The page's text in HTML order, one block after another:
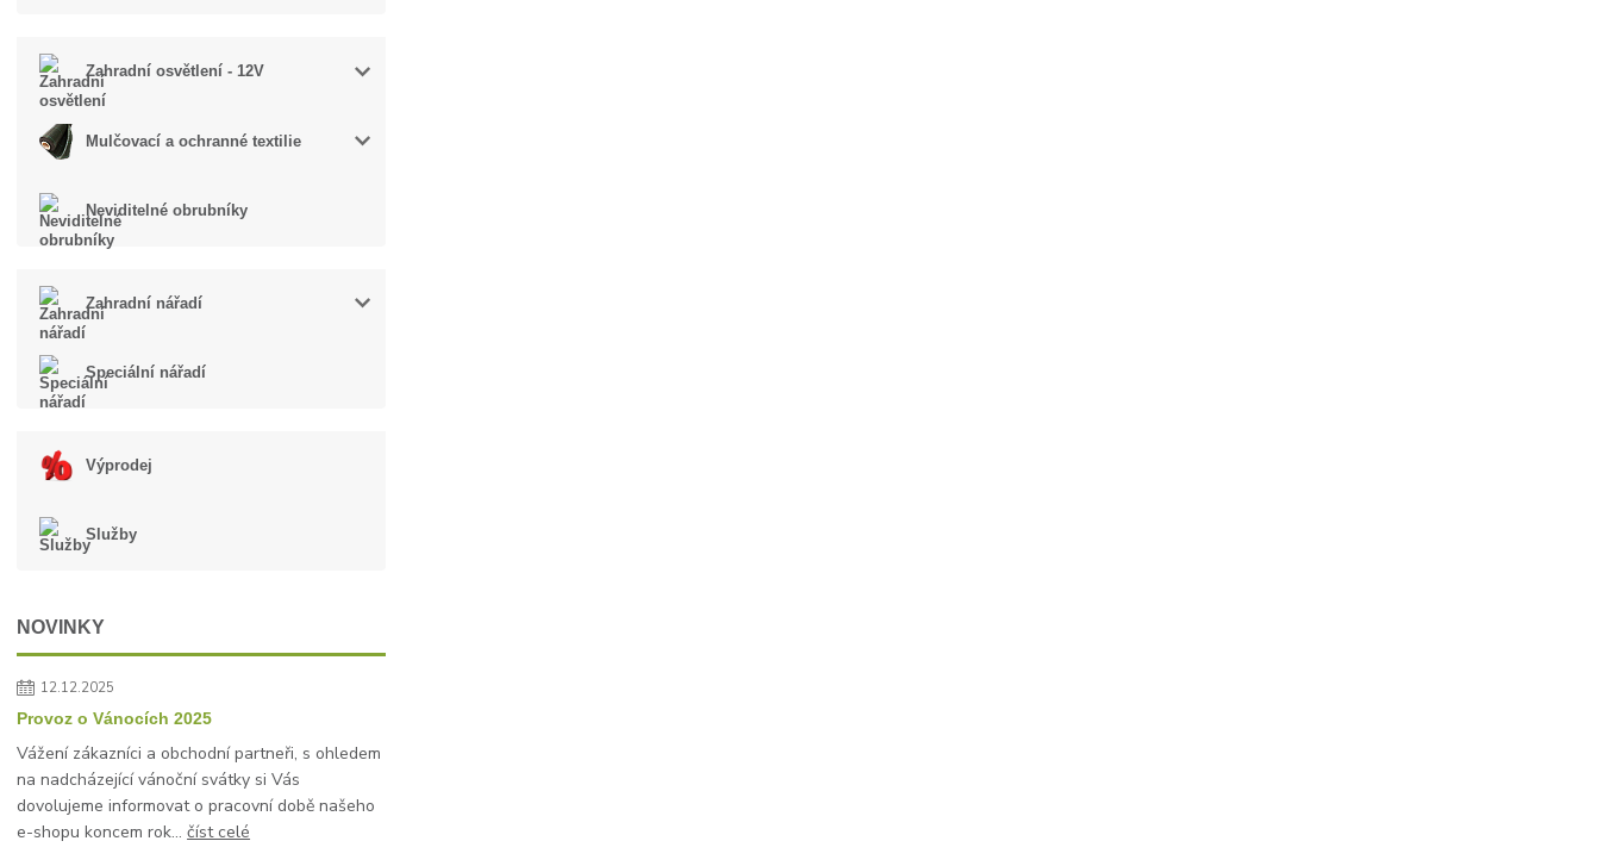
Zahradní osvětlení - 12V
Mulčovací a ochranné textilie
Neviditelné obrubníky
Zahradní nářadí
Speciální nářadí
Výprodej
Služby
NOVINKY
12.12.2025
Provoz o Vánocích 2025
Vážení zákazníci a obchodní partneři, s ohledem
na nadcházející vánoční svátky si Vás
dovolujeme informovat o pracovní době našeho
e-shopu koncem rok...číst celé